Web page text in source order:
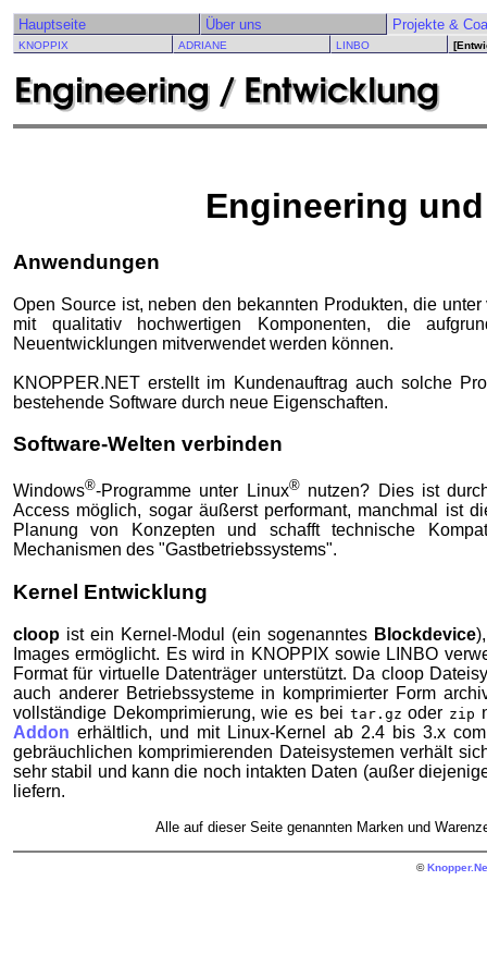
Hauptseite Über uns Projekte &
KNOPPIX ADRIANE LINBO
Engineering
Anwendungen
Open Source ist, neben den bekannten Produkten, die
mit qualitativ hochwertigen Komponenten, die
Neuentwicklungen mitverwendet werden können.
KNOPPER.NET erstellt im Kundenauftrag auch solche
bestehende Software durch neue Eigenschaften.
Software-Welten verbinden
Windows®-Programme unter Linux®nutzen? Dies ist
Access möglich, sogar äußerst performant, manchmal ist
Planung von Konzepten und schafft technische
Mechanismen des "Gastbetriebssystems".
Kernel Entwicklung
cloop ist ein Kernel-Modul (ein sogenanntes Blockdevice
Images ermöglicht. Es wird in KNOPPIX sowie LINBO
Format für virtuelle Datenträger unterstützt. Da cloop
auch anderer Betriebssysteme in komprimierter Form
vollständige Dekomprimierung, wie es bei tar.gz oder zip
Addon erhältlich, und mit Linux-Kernel ab 2.4 bis 3.x
gebräuchlichen komprimierenden Dateisystemen verhält
sehr stabil und kann die noch intakten Daten (außer
liefern.
Alle auf dieser Seite genannten Marken und
©